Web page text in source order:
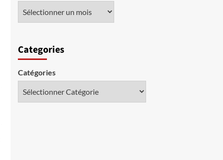
Categories
Catégories